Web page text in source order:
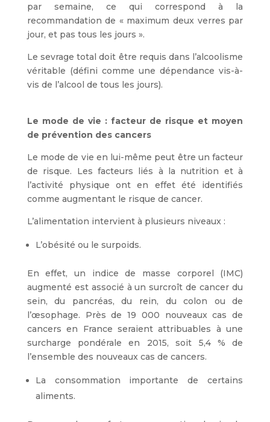
par semaine, ce qui correspond à la
recommandation de « maximum deux verres par
jour, et pas tous les jours ».
Le sevrage total doit être requis dans l’alcoolisme
véritable (défini comme une dépendance vis-à-
vis de l’alcool de tous les jours).
Le mode de vie : facteur de risque et moyen
de prévention des cancers
Le mode de vie en lui-même peut être un facteur
de risque. Les facteurs liés à la nutrition et à
l’activité physique ont en effet été identifiés
comme augmentant le risque de cancer.
L’alimentation intervient à plusieurs niveaux :
L’obésité ou le surpoids.
En effet, un indice de masse corporel (IMC)
augmenté est associé à un surcroît de cancer du
sein, du pancréas, du rein, du colon ou de
l’œsophage. Près de 19 000 nouveaux cas de
cancers en France seraient attribuables à une
surcharge pondérale en 2015, soit 5,4 % de
l’ensemble des nouveaux cas de cancers.
La consommation importante de certains
aliments.